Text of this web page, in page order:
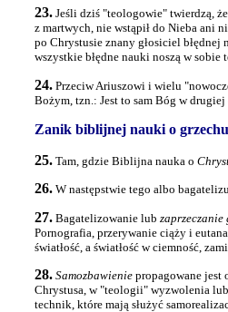
23.Jeśli dziś "teologowie" twierdzą,
z martwych, nie wstąpił do Nieba ani
po Chrystusie znany głosiciel błędnej
wszystkie błędne nauki noszą w
24.Przeciw Ariuszowi i wielu
Bożym, tzn.: Jest to sam Bóg w
Zanik biblijnej nauki o
25.Tam, gdzie Biblijna nauka o
26.W następstwie tego albo
27.Bagatelizowanie lub zaprzeczanie
Pornografia, przerywanie ciąży i
światłość, a światłość w ciemność,
28. Samozbawieniepropagowane jest
Chrystusa, w "teologii" wyzwolenia
technik, które mają służyć